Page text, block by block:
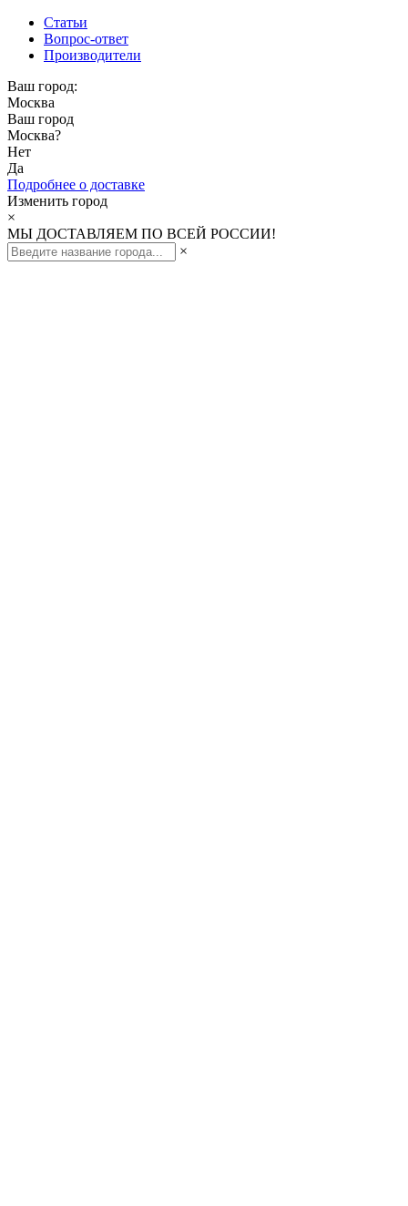
Статьи
Вопрос-ответ
Производители
Ваш город:
Москва
Ваш город
Москва?
Нет
Да
Подробнее о доставке
Изменить город
×
МЫ ДОСТАВЛЯЕМ ПО ВСЕЙ РОССИИ!
×